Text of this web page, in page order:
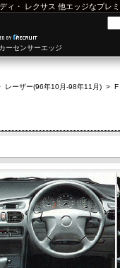
ィ ・ レクサス 他エッジなプレ
ーセンサーエッジ
レーザー(96年10月-98年11月) > F